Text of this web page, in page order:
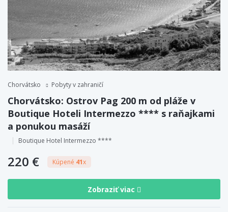
Chorvátsko Pobyty v zahraničí
Chorvátsko: Ostrov Pag 200 m od pláže v
Boutique Hoteli Intermezzo **** s raňajkami
a ponukou masáží
Boutique Hotel Intermezzo ****
220 € Kúpené 41x
Zobraziť viac